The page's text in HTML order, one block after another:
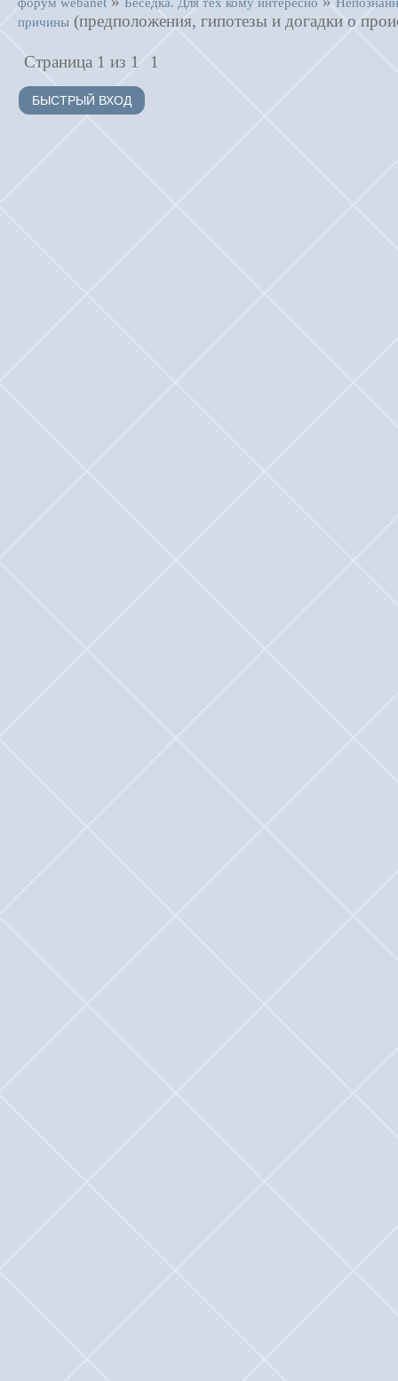
причины (предположения, гипотезы и догадки о
Страница 1 из 1 1